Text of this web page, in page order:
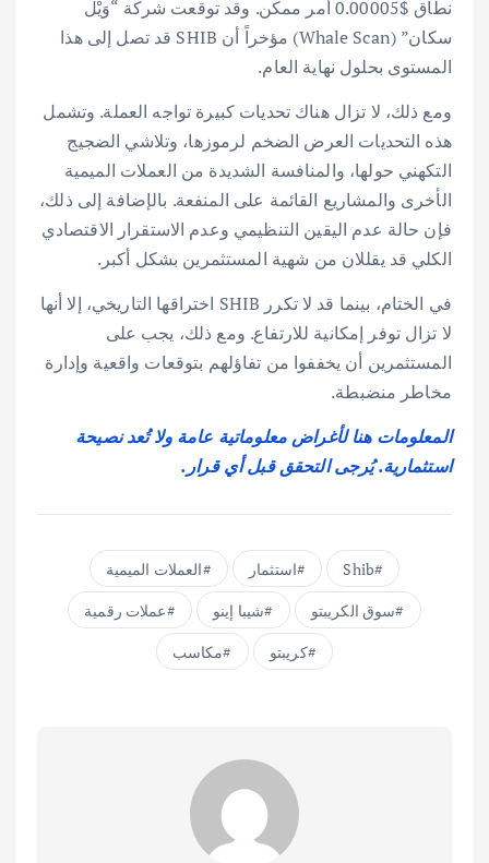
نطاق $0.00005 أمر ممكن. وقد توقعت شركة “وَيْل
سكان” (Whale Scan) مؤخراً أن SHIB قد تصل إلى هذا
المستوى بحلول نهاية العام.
ومع ذلك، لا تزال هناك تحديات كبيرة تواجه العملة. وتشمل
هذه التحديات العرض الضخم لرموزها، وتلاشي الضجيج
التكهني حولها، والمنافسة الشديدة من العملات الميمية
الأخرى والمشاريع القائمة على المنفعة. بالإضافة إلى ذلك،
فإن حالة عدم اليقين التنظيمي وعدم الاستقرار الاقتصادي
الكلي قد يقللان من شهية المستثمرين بشكل أكبر.
في الختام، بينما قد لا تكرر SHIB اختراقها التاريخي، إلا أنها
لا تزال توفر إمكانية للارتفاع. ومع ذلك، يجب على
المستثمرين أن يخففوا من تفاؤلهم بتوقعات واقعية وإدارة
مخاطر منضبطة.
المعلومات هنا لأغراض معلوماتية عامة ولا تُعد نصيحة
استثمارية. يُرجى التحقق قبل أي قرار.
Shib استثمار
العملات الميمية
سوق الكريبتو
شيبا إينو
عملات رقمية
كريبتو
مكاسب